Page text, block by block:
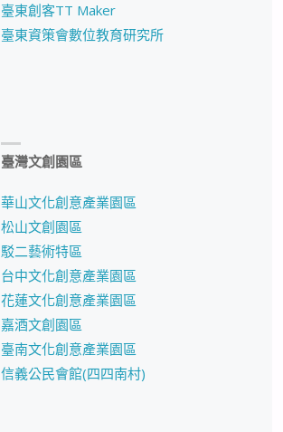
臺東創客TT Maker
臺東資策會數位教育研究所
臺灣文創園區
華山文化創意產業園區
松山文創園區
駁二藝術特區
台中文化創意產業園區
花蓮文化創意產業園區
嘉酒文創園區
臺南文化創意產業園區
信義公民會館(四四南村)